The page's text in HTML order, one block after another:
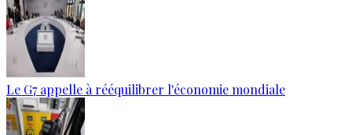
Le G7 appelle à rééquilibrer l'économie mondiale